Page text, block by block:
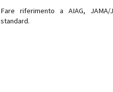
Fare riferimento a AIAG,
standard.